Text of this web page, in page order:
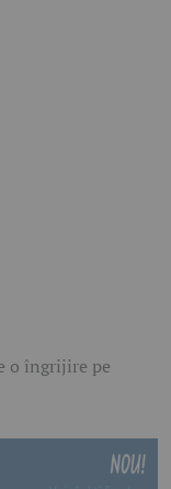
o îngrijire pe